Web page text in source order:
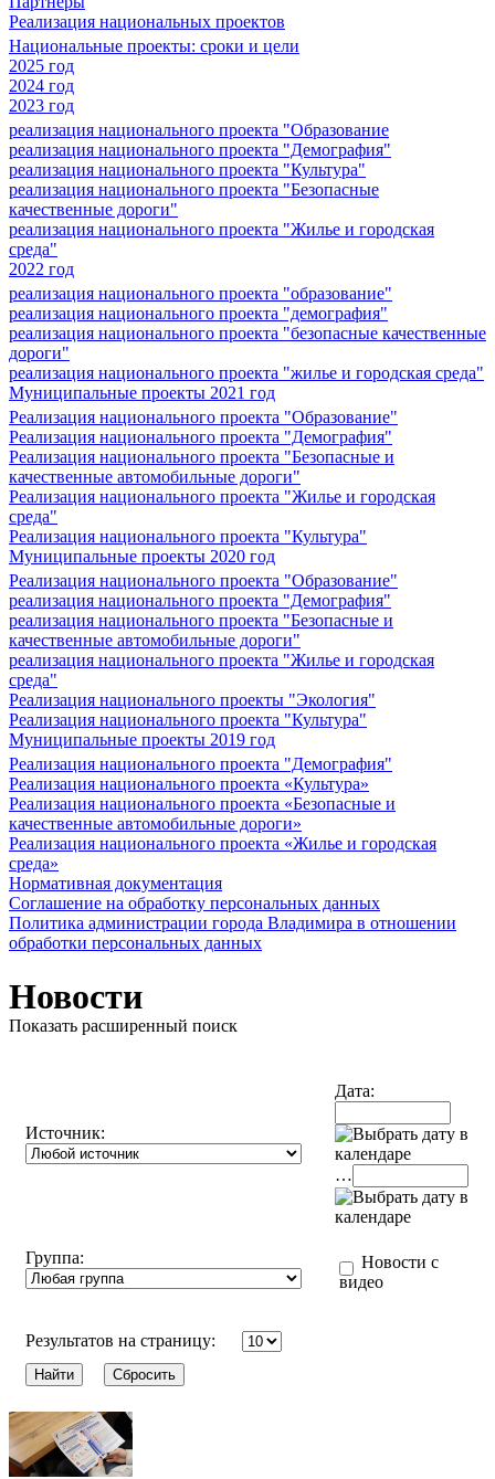
Реализация национальных проектов
Национальные проекты: сроки и цели
2025 год
2024 год
2023 год
реализация национального проекта "Образование
реализация национального проекта "Демография"
реализация национального проекта "Культура"
реализация национального проекта "Безопасные
качественные дороги"
реализация национального проекта "Жилье и городская
среда"
2022 год
реализация национального проекта "образование"
реализация национального проекта "демография"
реализация национального проекта "безопасные качественные
дороги"
реализация национального проекта "жилье и городская среда"
Муниципальные проекты 2021 год
Реализация национального проекта "Образование"
Реализация национального проекта "Демография"
Реализация национального проекта "Безопасные и
качественные автомобильные дороги"
Реализация национального проекта "Жилье и городская
среда"
Реализация национального проекта "Культура"
Муниципальные проекты 2020 год
Реализация национального проекта "Образование"
реализация национального проекта "Демография"
реализация национального проекта "Безопасные и
качественные автомобильные дороги"
реализация национального проекта "Жилье и городская
среда"
Реализация национального проекты "Экология"
Реализация национального проекта "Культура"
Муниципальные проекты 2019 год
Реализация национального проекта "Демография"
Реализация национального проекта «Культура»
Реализация национального проекта «Безопасные и
качественные автомобильные дороги»
Реализация национального проекта «Жилье и городская
среда»
Нормативная документация
Соглашение на обработку персональных данных
Политика администрации города Владимира в отношении
обработки персональных данных
Новости
Показать расширенный поиск
Источник:
Дата:
…
Группа:
Новости с
видео
Результатов на страницу: